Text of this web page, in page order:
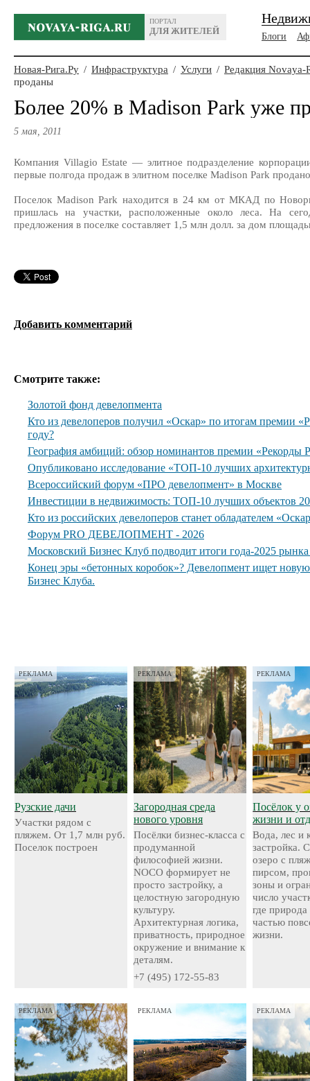
ПОРТАЛ
ДЛЯ ЖИТЕЛЕЙ
Блоги
Новая-Рига.Ру / Инфраструктура / Услуги / Редакция Novaya-
проданы
Более 20% в Madison Park уже
5 мая, 2011
Компания Villagio Estate — элитное подразделение
первые полгода продаж в элитном поселке Madison Park
Поселок Madison Park находится в 24 км от МКАД по
пришлась на участки, расположенные около леса. На
предложения в поселке составляет 1,5 млн долл. за дом
Добавить комментарий
Смотрите также:
Золотой фонд девелопмента
Кто из девелоперов получил «Оскар» по итогам премии
году?
География амбиций: обзор номинантов премии
Опубликовано исследование «ТОП-10 лучших
Всероссийский форум «ПРО девелопмент» в Москве
Инвестиции в недвижимость: ТОП-10 лучших объектов
Кто из российских девелоперов станет обладателем
Форум PRO ДЕВЕЛОПМЕНТ - 2026
Московский Бизнес Клуб подводит итоги года-2025
Конец эры «бетонных коробок»? Девелопмент ищет
Бизнес Клуба.
РЕКЛАМА
Рузские дачи
Участки рядом с
пляжем. От 1,7 млн руб.
Поселок построен
РЕКЛАМА
Загородная среда
нового уровня
Посёлки бизнес-класса с
продуманной
философией жизни.
NOCO формирует не
просто застройку, а
целостную загородную
культуру.
Архитектурная логика,
приватность, природное
окружение и внимание к
деталям.
+7 (495) 172-55-83
РЕКЛАМА
Посёлок у
жизни и
Вода, лес и
застройка.
озеро с
пирсом,
зоны и
число
где природа
частью
жизни.
РЕКЛАМА РЕКЛАМА РЕКЛАМА